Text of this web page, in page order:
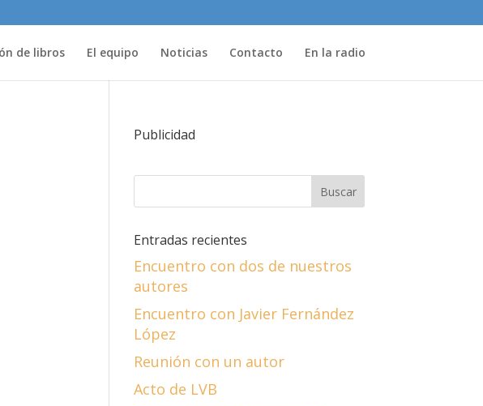
de libros El equipo Noticias Contacto En la radio
Publicidad
Entradas recientes
Encuentro con dos de nuestros
autores
Encuentro con Javier Fernández
López
Reunión con un autor
Acto de LVB